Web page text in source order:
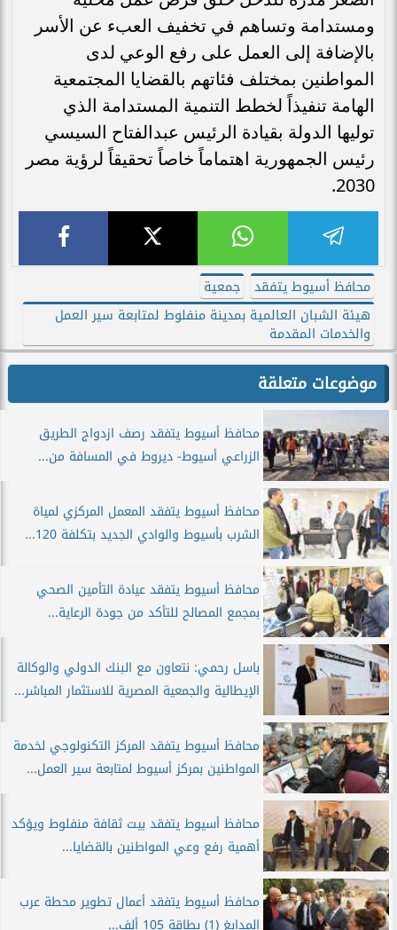
ومستدامة وتساهم في تخفيف العبء عن الأسر
بالإضافة إلى العمل على رفع الوعي لدى
المواطنين بمختلف فئاتهم بالقضايا المجتمعية
الهامة تنفيذاً لخطط التنمية المستدامة الذي
توليها الدولة بقيادة الرئيس عبدالفتاح السيسي
رئيس الجمهورية اهتماماً خاصاً تحقيقاً لرؤية مصر
2030.
محافظ أسيوط يتفقد
جمعية
هيئة الشبان العالمية بمدينة منفلوط لمتابعة سير العمل
والخدمات المقدمة
موضوعات متعلقة
محافظ أسيوط يتفقد رصف ازدواج الطريق
الزراعي أسيوط- ديروط في المسافة من...
محافظ أسيوط يتفقد المعمل المركزي لمياة
الشرب بأسيوط والوادي الجديد بتكلفة 120...
محافظ أسيوط يتفقد عيادة التأمين الصحي
بمجمع المصالح للتأكد من جودة الرعاية...
باسل رحمي: نتعاون مع البنك الدولي والوكالة
الإيطالية والجمعية المصرية للاستثمار المباشر...
محافظ أسيوط يتفقد المركز التكنولوجي لخدمة
المواطنين بمركز أسيوط لمتابعة سير العمل...
محافظ أسيوط يتفقد بيت ثقافة منفلوط ويؤكد
أهمية رفع وعي المواطنين بالقضايا...
محافظ أسيوط يتفقد أعمال تطوير محطة عرب